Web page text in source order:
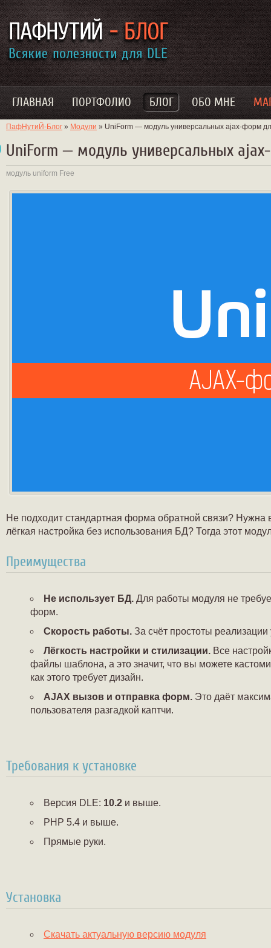
ГЛАВНАЯ ПОРТФОЛИО БЛОГ ОБО МНЕ
ПафНутиЙ-Блог » Модули » UniForm — модуль универсальных ajax-форм
UniForm — модуль универсальных
модуль uniform Free
Не подходит стандартная форма обратной связи? Нужна
лёгкая настройка без использования БД? Тогда этот
Преимущества
Не использует БД. Для работы модуля не
форм.
Скорость работы. За счёт простоты
Лёгкость настройки и стилизации. Все
файлы шаблона, а это значит, что вы можете
как этого требует дизайн.
AJAX вызов и отправка форм. Это даёт
пользователя разгадкой каптчи.
Требования к установке
Версия DLE: 10.2 и выше.
PHP 5.4 и выше.
Прямые руки.
Установка
Скачать актуальную версию модуля